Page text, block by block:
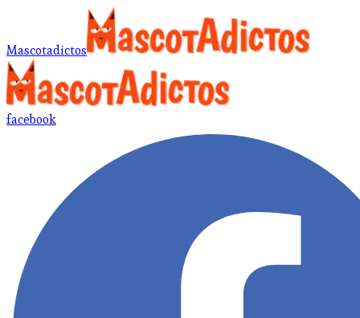
Mascotadictos
facebook